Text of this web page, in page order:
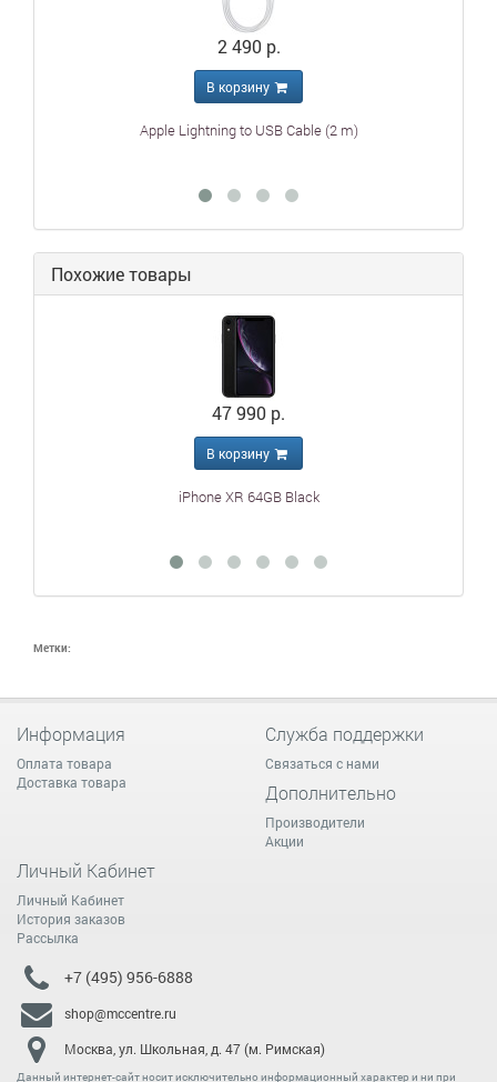
2 490 р.
В корзину
Apple Lightning to USB Cable (2 m)
Похожие товары
47 990 р.
В корзину
iPhone XR 64GB Black
Метки:
Информация
Оплата товара
Доставка товара
Служба поддержки
Связаться с нами
Дополнительно
Производители
Акции
Личный Кабинет
Личный Кабинет
История заказов
Рассылка
+7 (495) 956-6888
shop@mccentre.ru
Москва, ул. Школьная, д. 47 (м. Римская)
Данный интернет-сайт носит исключительно информационный характер и ни при